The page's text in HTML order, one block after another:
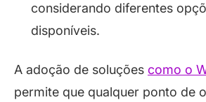
considerando diferentes
disponíveis.
A adoção de soluções como o
permite que qualquer ponto de